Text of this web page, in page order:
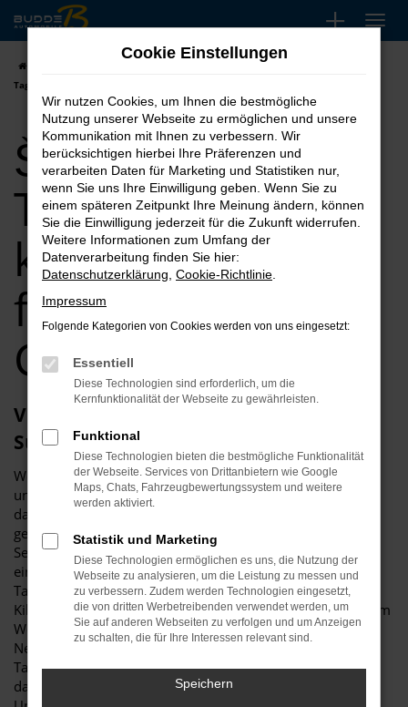
Zum
Hauptinhalt
springen
Škoda Superb
Tageszulassung kaufen, leasen, finanzieren für Gladbeck
Škoda Superb
Tageszulassung
kaufen, leasen,
finanzieren für
Gladbeck
Viele gute Gründe für eine Škoda
Superb Tageszulassung in Gladbeck
Wer sich für ein neues Fahrzeug interessiert, führt nahezu
unweigerlich umfassende Recherchen durch. Haben Sie
dabei auch schon an eine Škoda Superb Tageszulassung
gedacht? Wir fragen deshalb, weil es für Ihr „Unterwegs-
Sein“ in Gladbeck kaum eine günstigere Möglichkeit für
einen echten Neuwagen gibt. Die Škoda Superb
Tageszulassung ist ein Fahrzeug, das noch keinen einzigen
Kilometer gefahren wurde und entsprechend frisch aus dem
Werk stammt. Der Unterschied zu einem bestellten
Neuwagen besteht darin, dass die Škoda Superb
Tageszulassung bereits komplett konfiguriert ist und nur
darauf wartet, von Ihnen in Gladbeck gefahren zu werden.
Cookie Einstellungen
Wir nutzen Cookies, um Ihnen die bestmögliche
Nutzung unserer Webseite zu ermöglichen und unsere
Kommunikation mit Ihnen zu verbessern. Wir
berücksichtigen hierbei Ihre Präferenzen und
verarbeiten Daten für Marketing und Statistiken nur,
wenn Sie uns Ihre Einwilligung geben. Wenn Sie zu
einem späteren Zeitpunkt Ihre Meinung ändern, können
Sie die Einwilligung jederzeit für die Zukunft widerrufen.
Weitere Informationen zum Umfang der
Datenverarbeitung finden Sie hier:
Datenschutzerklärung Cookie-Richtlinie
Impressum
Folgende Kategorien von Cookies werden von uns eingesetzt:
Essentiell
Diese Technologien sind erforderlich, um die
Kernfunktionalität der Webseite zu gewährleisten.
Funktional
Diese Technologien bieten die bestmögliche Funktionalität
der Webseite. Services von Drittanbietern wie Google
Maps, Chats, Fahrzeugbewertungssystem und weitere
werden aktiviert.
Statistik und Marketing
Diese Technologien ermöglichen es uns, die Nutzung der
Webseite zu analysieren, um die Leistung zu messen und
zu verbessern. Zudem werden Technologien eingesetzt,
die von dritten Werbetreibenden verwendet werden, um
Sie auf anderen Webseiten zu verfolgen und um Anzeigen
zu schalten, die für Ihre Interessen relevant sind.
Speichern